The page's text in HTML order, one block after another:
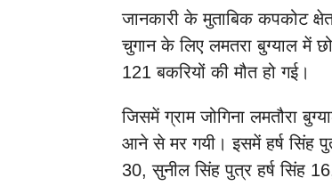
जानकारी के मुताबिक कपकोट
चुगान के लिए लमतरा बुग्याल में
121 बकरियों की मौत हो गई।
जिसमें ग्राम जोगिना लमतौरा
आने से मर गयी। इसमें हर्ष सिंह
30, सुनील सिंह पुत्र हर्ष सिंह